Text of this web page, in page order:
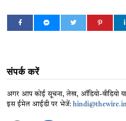
संपर्क करें
अगर आप कोई सूचना, लेख, ऑडियो-वीडियो
इस ईमेल आईडी पर भेजें: hindi@thewire.in